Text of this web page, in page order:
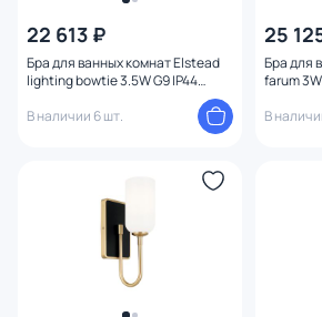
22 613 ₽
Бра для ванных комнат Elstead
lighting bowtie 3.5W G9 IP44
В наличии 6 шт.
25
Бра для
farum
В
Высота (мм)
Диаметр (мм)